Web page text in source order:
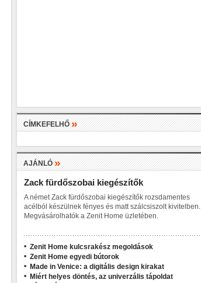
CÍMKEFELHŐ»
AJÁNLÓ»
Zack fürdőszobai kiegészítők
A német Zack fürdőszobai kiegészítők rozsdamentes
acélból készülnek fényes és matt szálcsiszolt kivitelben.
Megvásárolhatók a Zenit Home üzletében.
Zenit Home kulcsrakész megoldások
Zenit Home egyedi bútorok
Made in Venice: a digitális design kirakat
Miért helyes döntés, az univerzális tápoldat